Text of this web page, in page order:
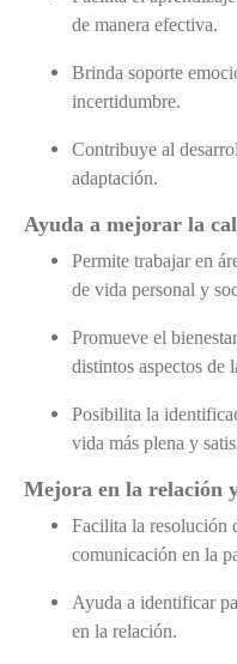
de manera efectiva.
Brinda soporte
incertidumbre.
Contribuye al
adaptación.
Ayuda a mejorar la
Permite trabajar en
de vida personal y
Promueve el
distintos aspectos de
Posibilita la
vida más plena y
Mejora en la relación
Facilita la resolución
comunicación en la
Ayuda a identificar
en la relación.